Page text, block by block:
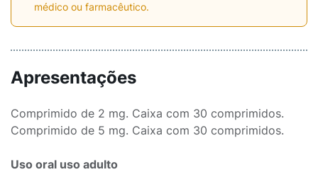
médico ou farmacêutico.
Apresentações
Comprimido de 2 mg. Caixa com 30 comprimidos.
Comprimido de 5 mg. Caixa com 30 comprimidos.
Uso oral uso adulto